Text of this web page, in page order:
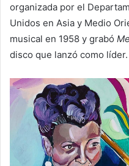
organizada por el
Unidos en Asia y Medio
musical en 1958 y grabó
disco que lanzó como líder.